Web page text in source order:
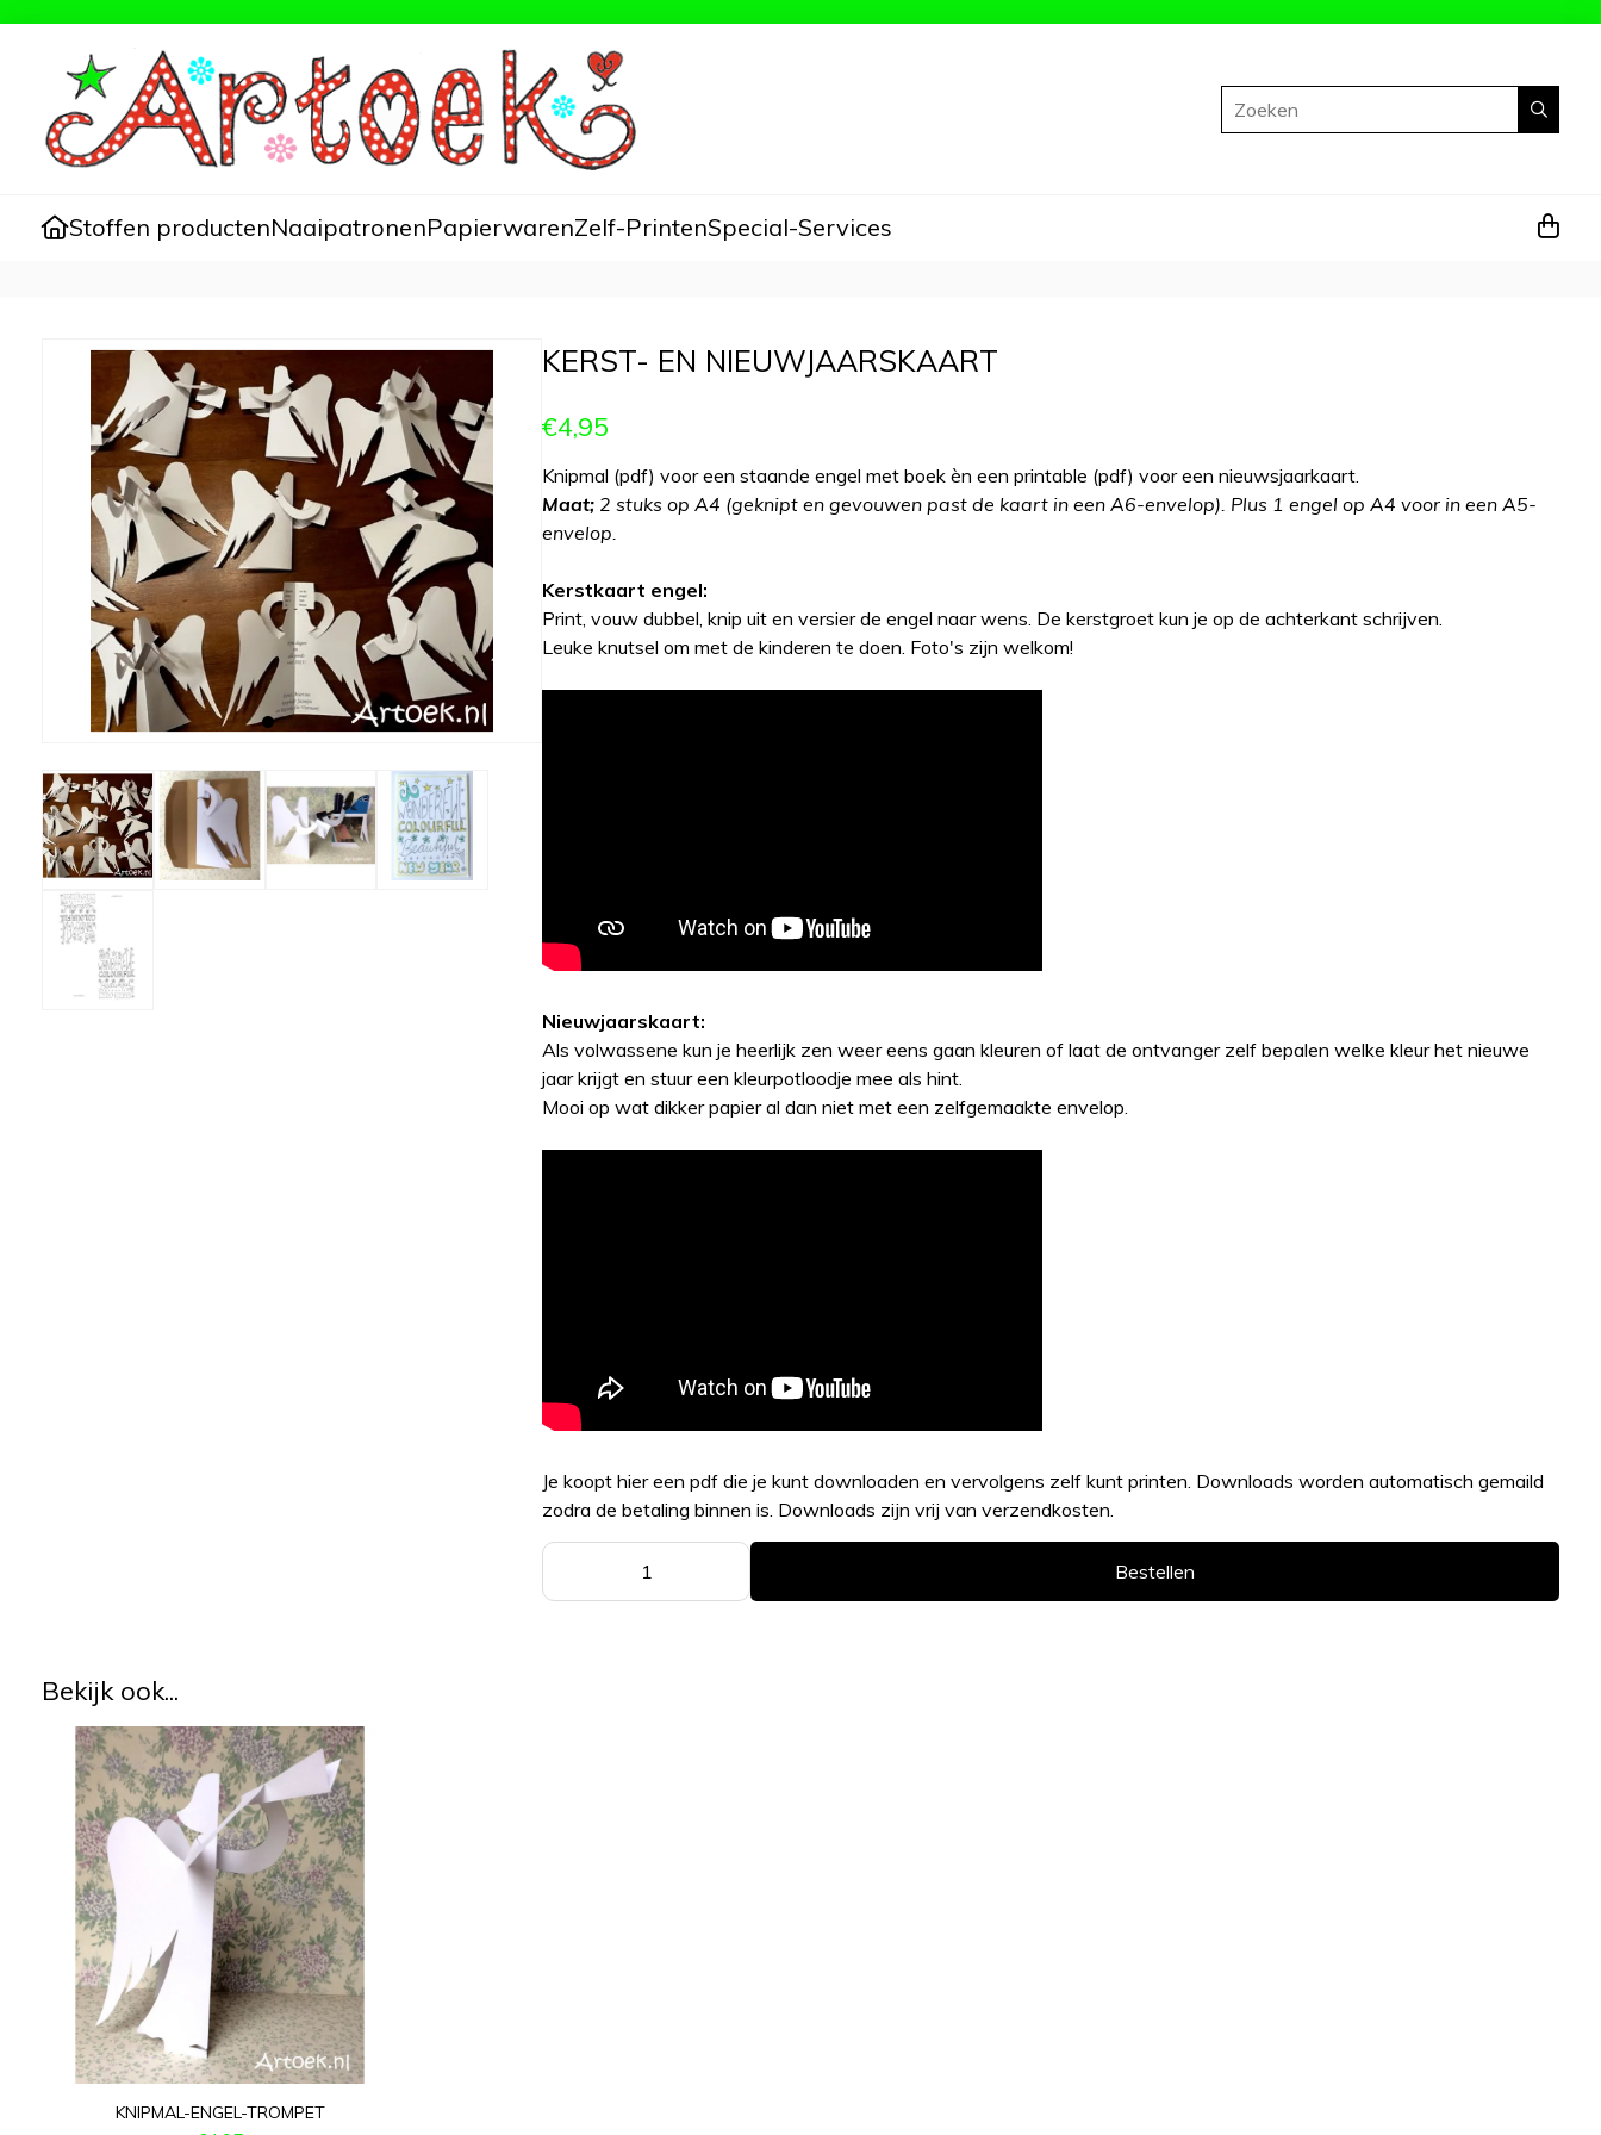
Zoeken
Stoffen productenNaaipatronenPapierwarenZelf-PrintenSpecial-Services
KERST- EN NIEUWJAARSKAART
€4,95
Knipmal (pdf) voor een staande engel met boek èn een printable (pdf) voor een nieuwsjaarkaart.
Maat; 2 stuks op A4 (geknipt en gevouwen past de kaart in een A6-envelop). Plus 1 engel op A4 voor in een A5-
envelop.
Kerstkaart engel:
Print, vouw dubbel, knip uit en versier de engel naar wens. De kerstgroet kun je op de achterkant schrijven.
Leuke knutsel om met de kinderen te doen. Foto's zijn welkom!
Nieuwjaarskaart:
Als volwassene kun je heerlijk zen weer eens gaan kleuren of laat de ontvanger zelf bepalen welke kleur het nieuwe
jaar krijgt en stuur een kleurpotloodje mee als hint.
Mooi op wat dikker papier al dan niet met een zelfgemaakte envelop.
Je koopt hier een pdf die je kunt downloaden en vervolgens zelf kunt printen. Downloads worden automatisch gemaild
zodra de betaling binnen is. Downloads zijn vrij van verzendkosten.
Bestellen
Bekijk ook...
KNIPMAL-ENGEL-TROMPET